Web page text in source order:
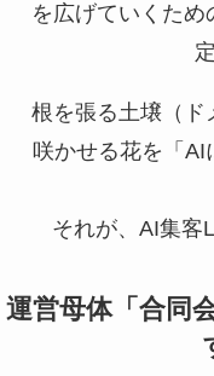
を広げていくた
根を張る土壌（ド
咲かせる花を「AI
それが、AI集客
運営母体「合同